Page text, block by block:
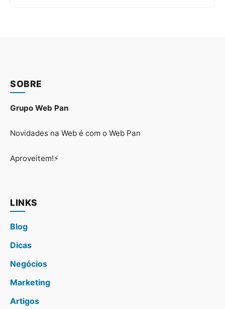
SOBRE
Grupo Web Pan
Novidades na Web é com o Web Pan
Aproveitem!⚡
LINKS
Blog
Dicas
Negócios
Marketing
Artigos